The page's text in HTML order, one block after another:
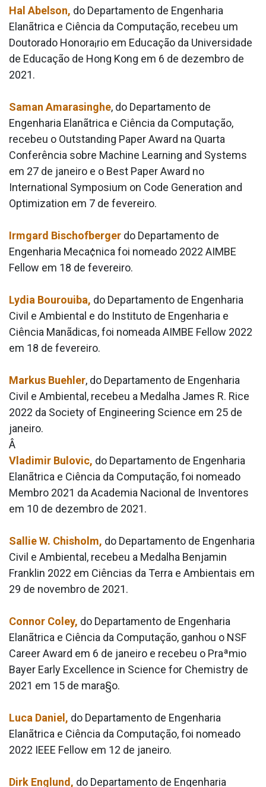
Hal Abelson, do Departamento de Engenharia
Elanãtrica e Ciência da Computação, recebeu um
Doutorado Honora¡rio em Educação da Universidade
de Educação de Hong Kong em 6 de dezembro de
2021.
Saman Amarasinghe, do Departamento de
Engenharia Elanãtrica e Ciência da Computação,
recebeu o Outstanding Paper Award na Quarta
Conferência sobre Machine Learning and Systems
em 27 de janeiro e o Best Paper Award no
International Symposium on Code Generation and
Optimization em 7 de fevereiro.
Irmgard Bischofberger do Departamento de
Engenharia Meca¢nica foi nomeado 2022 AIMBE
Fellow em 18 de fevereiro.
Lydia Bourouiba, do Departamento de Engenharia
Civil e Ambiental e do Instituto de Engenharia e
Ciência Manãdicas, foi nomeada AIMBE Fellow 2022
em 18 de fevereiro.
Markus Buehler, do Departamento de Engenharia
Civil e Ambiental, recebeu a Medalha James R. Rice
2022 da Society of Engineering Science em 25 de
janeiro.
Â
Vladimir Bulovic, do Departamento de Engenharia
Elanãtrica e Ciência da Computação, foi nomeado
Membro 2021 da Academia Nacional de Inventores
em 10 de dezembro de 2021.
Sallie W. Chisholm, do Departamento de Engenharia
Civil e Ambiental, recebeu a Medalha Benjamin
Franklin 2022 em Ciências da Terra e Ambientais em
29 de novembro de 2021.
Connor Coley, do Departamento de Engenharia
Elanãtrica e Ciência da Computação, ganhou o NSF
Career Award em 6 de janeiro e recebeu o Praªmio
Bayer Early Excellence in Science for Chemistry de
2021 em 15 de mara§o.
Luca Daniel, do Departamento de Engenharia
Elanãtrica e Ciência da Computação, foi nomeado
2022 IEEE Fellow em 12 de janeiro.
Dirk Englund, do Departamento de Engenharia